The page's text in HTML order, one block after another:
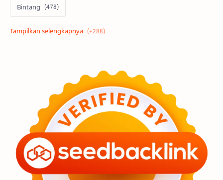
Bintang
Alam semesta Galaksi
Tata Surya Hype
Asteroid Observasi
Premium Komet Bulan
Penelitian Serba-serbi Satelit
Luar Angkasa Video Aurora